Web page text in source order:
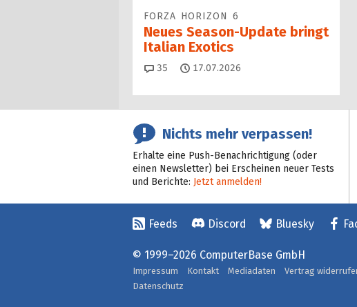
FORZA HORIZON 6
Neues Season-Update bringt
Italian Exotics
35 Kommentare
17.07.2026
Nichts mehr verpassen!
Erhalte eine Push-Benachrichtigung (oder
einen Newsletter) bei Erscheinen neuer Tests
und Berichte: Jetzt anmelden!
Feeds Discord Bluesky
© 1999–2026 ComputerBase GmbH
Impressum Kontakt Mediadaten Vertrag
Datenschutz